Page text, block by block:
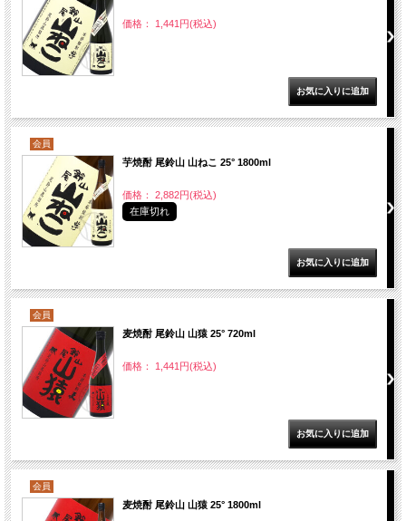
価格： 1,441円(税込)
会員
芋焼酎 尾鈴山 山ねこ 25° 1800ml
価格： 2,882円(税込)
在庫切れ
会員
麦焼酎 尾鈴山 山猿 25° 720ml
価格： 1,441円(税込)
会員
麦焼酎 尾鈴山 山猿 25° 1800ml